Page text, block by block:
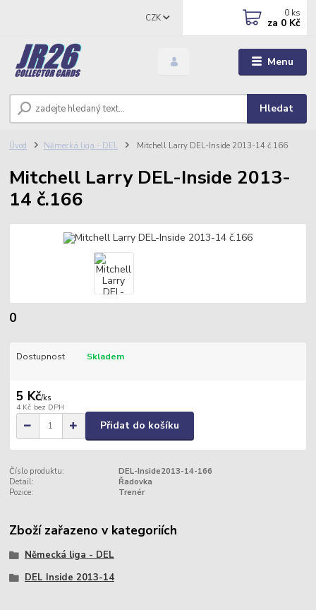
Menu
CZK
Hledat
0 ks
za 0 Kč
Úvod Německá liga - DEL Mitchell Larry DEL-Inside 2013-14 č.166
Mitchell Larry DEL-Inside 2013-
14 č.166
0
Dostupnost Skladem
5 Kč/ks
4 Kč bez DPH
Přidat do košíku
Číslo produktu:
DEL-Inside2013-14-166
Detail:
Řadovka
Pozice:
Trenér
Zboží zařazeno v kategoriích
Německá liga - DEL
DEL Inside 2013-14